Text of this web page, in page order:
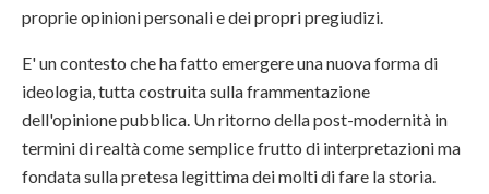
proprie opinioni personali e dei propri pregiudizi.
E' un contesto che ha fatto emergere una nuova forma di
ideologia, tutta costruita sulla frammentazione
dell'opinione pubblica. Un ritorno della post-modernità in
termini di realtà come semplice frutto di interpretazioni ma
fondata sulla pretesa legittima dei molti di fare la storia.